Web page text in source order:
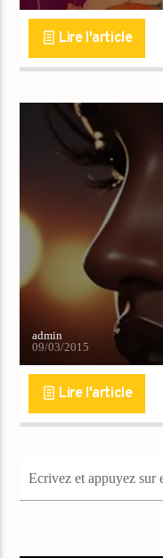
Lire l'article
admin
09/03/2015
Lire l'article